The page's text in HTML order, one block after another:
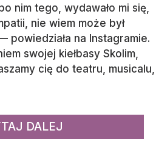
nim tego, wydawało mi się,
nie wiem może był
powiedziała na Instagramie.
swojej kiełbasy Skolim,
cię do teatru, musicalu,
DALEJ